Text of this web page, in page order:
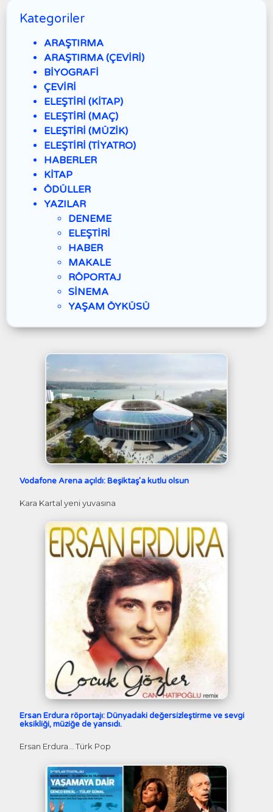
Kategoriler
ARAŞTIRMA
ARAŞTIRMA (ÇEVİRİ)
BİYOGRAFİ
ÇEVİRİ
ELEŞTİRİ (KİTAP)
ELEŞTİRİ (MAÇ)
ELEŞTİRİ (MÜZİK)
ELEŞTİRİ (TİYATRO)
HABERLER
KİTAP
ÖDÜLLER
YAZILAR
DENEME
ELEŞTİRİ
HABER
MAKALE
RÖPORTAJ
SİNEMA
YAŞAM ÖYKÜSÜ
Vodafone Arena açıldı: Beşiktaş’a kutlu olsun
Kara Kartal yeni yuvasına
Ersan Erdura röportajı: Dünyadaki değersizleştirme ve sevgi
eksikliği, müziğe de yansıdı.
Ersan Erdura… Türk Pop